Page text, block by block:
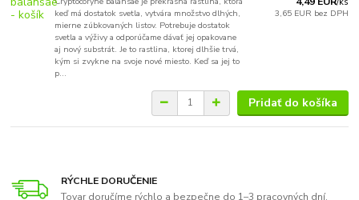
keď má dostatok svetla, vytvára množstvo dlhých,
mierne zúbkovaných listov. Potrebuje dostatok
svetla a výživy a odporúčame dávať jej opakovane
aj nový substrát. Je to rastlina, ktorej dlhšie trvá,
kým si zvykne na svoje nové miesto. Keď sa jej to
p...
3,65 EUR bez DPH
Pridať do košíka
RÝCHLE DORUČENIE
Tovar doručíme rýchlo a bezpečne do 1–3 pracovných dní.